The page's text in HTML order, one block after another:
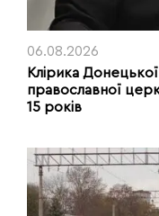
06.08.2026
Клірика
православної
15 років